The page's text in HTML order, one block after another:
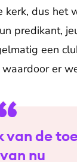
dus het
predikant,
een
er
van de
nu